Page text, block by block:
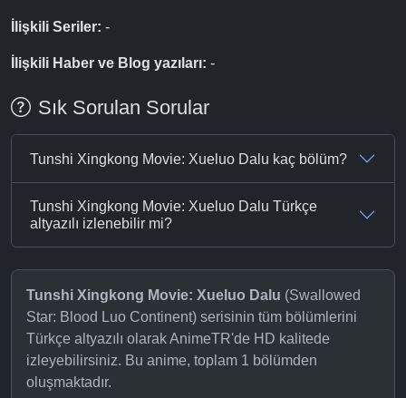
İlişkili Seriler: -
İlişkili Haber ve Blog yazıları: -
Sık Sorulan Sorular
Tunshi Xingkong Movie: Xueluo Dalu kaç bölüm?
Tunshi Xingkong Movie: Xueluo Dalu Türkçe
altyazılı izlenebilir mi?
Tunshi Xingkong Movie: Xueluo Dalu (Swallowed
Star: Blood Luo Continent) serisinin tüm bölümlerini
Türkçe altyazılı olarak AnimeTR'de HD kalitede
izleyebilirsiniz. Bu anime, toplam 1 bölümden
oluşmaktadır.